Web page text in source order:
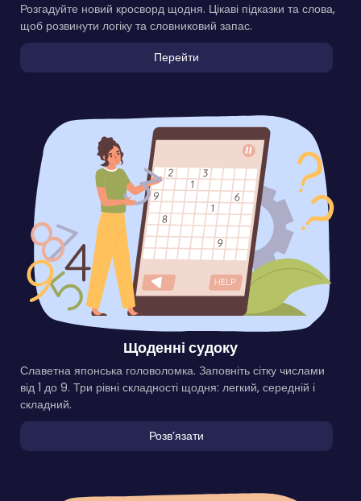
Розгадуйте новий кросворд щодня. Цікаві підказки та слова,
щоб розвинути логіку та словниковий запас.
Перейти
Щоденні судоку
Славетна японська головоломка. Заповніть сітку числами
від 1 до 9. Три рівні складності щодня: легкий, середній і
складний.
Розвʼязати